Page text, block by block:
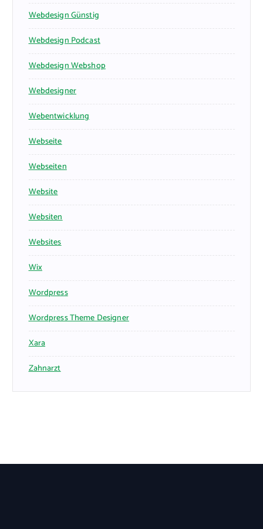
Webdesign Günstig
Webdesign Podcast
Webdesign Webshop
Webdesigner
Webentwicklung
Webseite
Webseiten
Website
Websiten
Websites
Wix
Wordpress
Wordpress Theme Designer
Xara
Zahnarzt